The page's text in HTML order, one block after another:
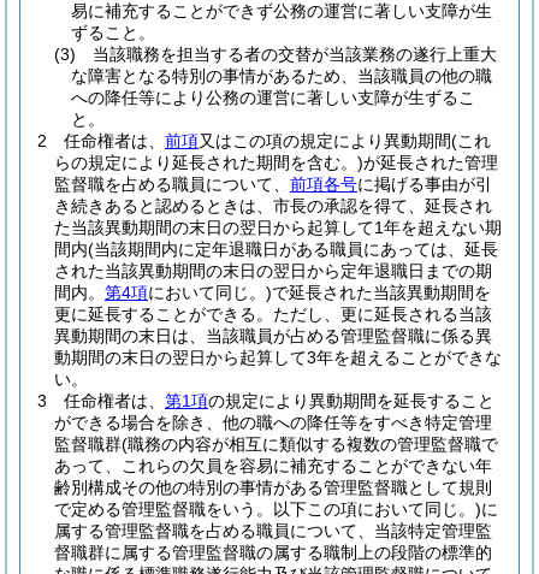
易に補充することができず公務の運営に著しい支障が生
ずること。
(3)
当該職務を担当する者の交替が当該業務の遂行上重大
な障害となる特別の事情があるため、当該職員の他の職
への降任等により公務の運営に著しい支障が生ずるこ
と。
2
任命権者は、 前項又はこの項の規定により異動期間(これ
らの規定により延長された期間を含む。)が延長された管理
監督職を占める職員について、 前項各号に掲げる事由が引
き続きあると認めるときは、市長の承認を得て、延長され
た当該異動期間の末日の翌日から起算して1年を超えない期
間内(当該期間内に定年退職日がある職員にあっては、延長
された当該異動期間の末日の翌日から定年退職日までの期
間内。 第4項において同じ。)で延長された当該異動期間を
更に延長することができる。 ただし、更に延長される当該
異動期間の末日は、当該職員が占める管理監督職に係る異
動期間の末日の翌日から起算して3年を超えることができな
い。
3
任命権者は、 第1項の規定により異動期間を延長すること
ができる場合を除き、他の職への降任等をすべき特定管理
監督職群(職務の内容が相互に類似する複数の管理監督職で
あって、これらの欠員を容易に補充することができない年
齢別構成その他の特別の事情がある管理監督職として規則
で定める管理監督職をいう。以下この項において同じ。)に
属する管理監督職を占める職員について、当該特定管理監
督職群に属する管理監督職の属する職制上の段階の標準的